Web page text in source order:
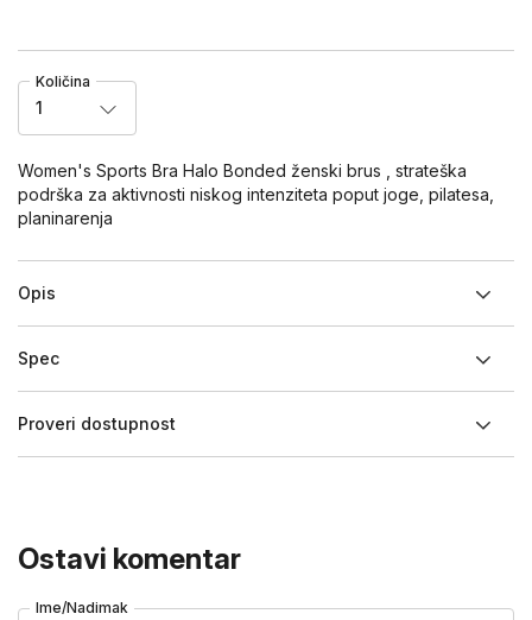
Količina
1
Women's Sports Bra Halo Bonded ženski brus , strateška
podrška za aktivnosti niskog intenziteta poput joge, pilatesa,
planinarenja
Opis
Spec
Proveri dostupnost
Ostavi komentar
Ime/Nadimak